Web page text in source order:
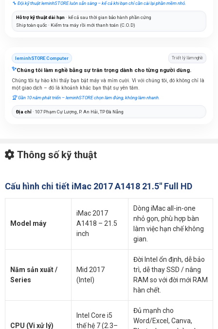
🔧 Đội kỹ thuật leminhSTORE luôn sẵn sàng – kể cả khi bạn chỉ cần cài lại phần mềm nhỏ.
Hỗ trợ kỹ thuật dài hạn · kể cả sau thời gian bảo hành phần cứng
Ship toàn quốc · Kiểm tra máy rồi mới thanh toán (C.O.D)
leminhSTORE Computer Triết lý làm nghề
✨Chúng tôi làm nghề bằng sự trân trọng dành cho từng người dùng.
Chúng tôi tự hào khi thấy bạn bật máy và mỉm cười. Vì với chúng tôi, đó không chỉ là
một giao dịch – đó là khoảnh khắc bạn thật sự yên tâm.
🏆 Gần 10 năm phát triển – leminhSTORE chọn làm đúng, không làm nhanh.
Địa chỉ· 107 Phạm Cự Lượng, P. An Hải, TP Đà Nẵng
Thông số kỹ thuật
Cấu hình chi tiết iMac 2017 A1418 21.5" Full HD
Model máy
iMac 2017
A1418 – 21.5
inch
Dòng iMac all-in-one
nhỏ gọn, phù hợp bàn
làm việc hạn chế không
gian.
Năm sản xuất /
Series
Mid 2017
(Intel)
Đời Intel ổn định, dễ bảo
trì, dễ thay SSD / nâng
RAM so với đời mới RAM
hàn chết.
CPU (Vi xử lý)
Intel Core i5
thế hệ 7 (2.3–
Đủ mạnh cho
Word/Excel, Canva,